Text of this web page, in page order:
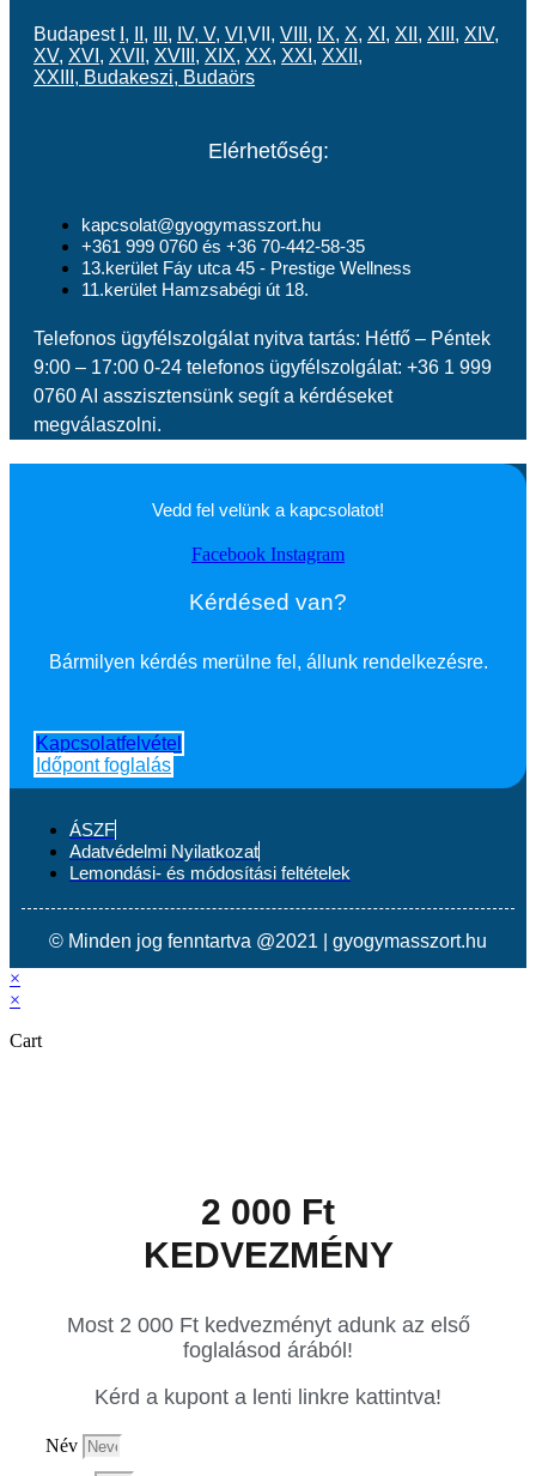
Budapest , , , IV, V, VI ,VII, VIII , IX, X, XI , XII , XIII , XIV,
XV, XVI , XVII , XVIII , XIX, XX, XXI , XXII ,
XXIII , Budakeszi, Budaörs
Elérhetőség:
kapcsolat@gyogymasszort.hu
+361 999 0760 és +36 70-442-58-35
13.kerület Fáy utca 45 - Prestige Wellness
11.kerület Hamzsabégi út 18.
Telefonos ügyfélszolgálat nyitva tartás: Hétfő – Péntek
9:00 – 17:00 0-24 telefonos ügyfélszolgálat: +36 1 999
0760 AI asszisztensünk segít a kérdéseket
megválaszolni.
Vedd fel velünk a kapcsolatot!
Facebook Instagram
Kérdésed van?
Bármilyen kérdés merülne fel, állunk rendelkezésre.
Kapcsolatfelvétel
Időpont foglalás
ÁSZF
Adatvédelmi Nyilatkozat
Lemondási- és módosítási feltételek
© Minden jog fenntartva @2021 | gyogymasszort.hu
×
×
Cart
2 000 Ft
KEDVEZMÉNY
Most 2 000 Ft kedvezményt adunk az első
foglalásod árából!
Kérd a kupont a lenti linkre kattintva!
Név